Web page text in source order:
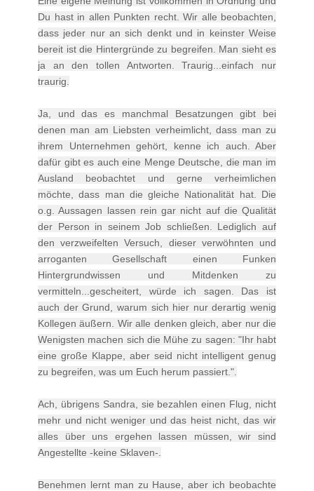
Du hast in allen Punkten recht. Wir alle beobachten,
dass jeder nur an sich denkt und in keinster Weise
bereit ist die Hintergründe zu begreifen. Man sieht es
ja an den tollen Antworten. Traurig...einfach nur
traurig.
Ja, und das es manchmal Besatzungen gibt bei
denen man am Liebsten verheimlicht, dass man zu
ihrem Unternehmen gehört, kenne ich auch. Aber
dafür gibt es auch eine Menge Deutsche, die man im
Ausland beobachtet und gerne verheimlichen
möchte, dass man die gleiche Nationalität hat. Die
o.g. Aussagen lassen rein gar nicht auf die Qualität
der Person in seinem Job schließen. Lediglich auf
den verzweifelten Versuch, dieser verwöhnten und
arroganten Gesellschaft einen Funken
Hintergrundwissen und Mitdenken zu
vermitteln...gescheitert, würde ich sagen. Das ist
auch der Grund, warum sich hier nur derartig wenig
Kollegen äußern. Wir alle denken gleich, aber nur die
Wenigsten machen sich die Mühe zu sagen: "Ihr habt
eine große Klappe, aber seid nicht intelligent genug
zu begreifen, was um Euch herum passiert.".
Ach, übrigens Sandra, sie bezahlen einen Flug, nicht
mehr und nicht weniger und das heist nicht, das wir
alles über uns ergehen lassen müssen, wir sind
Angestellte -keine Sklaven-.
Benehmen lernt man zu Hause, aber ich beobachte